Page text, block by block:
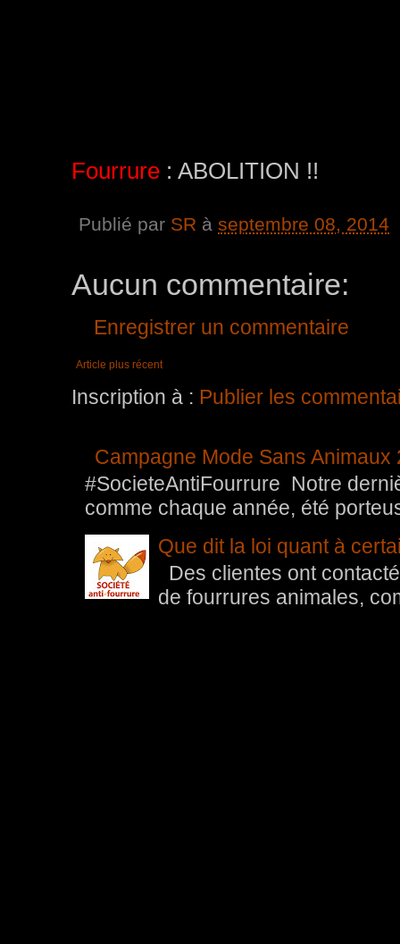
Fourrure : ABOLITION !!
Publié par SR à septembre 08, 2014
Aucun commentaire:
Enregistrer un commentaire
Article plus récent
Inscription à : Publier les
Campagne Mode Sans Animaux
#SocieteAntiFourrure Notre
comme chaque année, été
Que dit la loi quant à
Des clientes ont
de fourrures animales,